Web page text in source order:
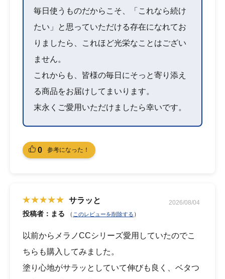
毎日使うものだからこそ、「これなら続け
たい」と思っていただける存在になれてお
りましたら、これほど光栄なことはござい
ません。
これからも、皆様の毎日にそっと寄り添え
る商品をお届けしてまいります。
末永くご愛用いただけましたら幸いです。
0 参考になった！
サラッと 2026/08/04
投稿者：まる （ このレビューを削除する ）
以前からメラノCCシリーズ愛用していたのでこ
ちらも購入してみました。
塗り心地がサラッとしていて伸びも良く、ベタつ